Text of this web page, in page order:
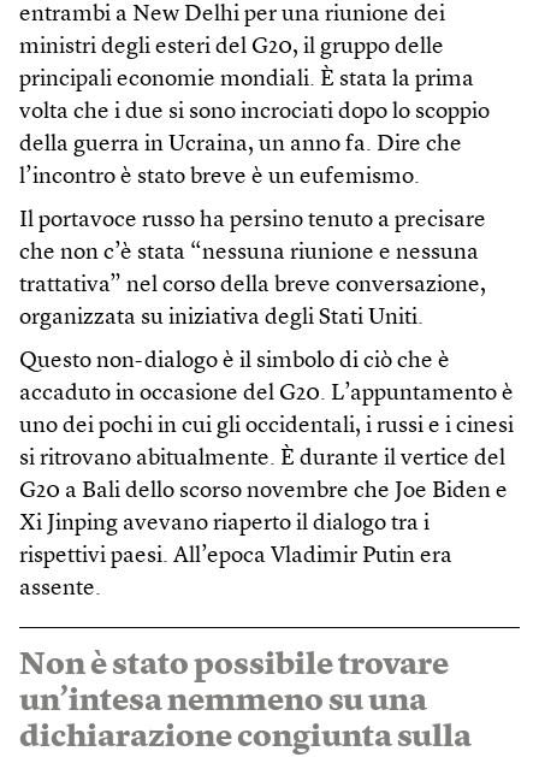
entrambi a New Delhi per una riunione dei
ministri degli esteri del G20, il gruppo delle
principali economie mondiali. È stata la prima
volta che i due si sono incrociati dopo lo scoppio
della guerra in Ucraina, un anno fa. Dire che
l’incontro è stato breve è un eufemismo.
Il portavoce russo ha persino tenuto a precisare
che non c’è stata “nessuna riunione e nessuna
trattativa” nel corso della breve conversazione,
organizzata su iniziativa degli Stati Uniti.
Questo non-dialogo è il simbolo di ciò che è
accaduto in occasione del G20. L’appuntamento è
uno dei pochi in cui gli occidentali, i russi e i cinesi
si ritrovano abitualmente. È durante il vertice del
G20 a Bali dello scorso novembre che Joe Biden e
Xi Jinping avevano riaperto il dialogo tra i
rispettivi paesi. All’epoca Vladimir Putin era
assente.
Non è stato possibile trovare
un’intesa nemmeno su una
dichiarazione congiunta sulla